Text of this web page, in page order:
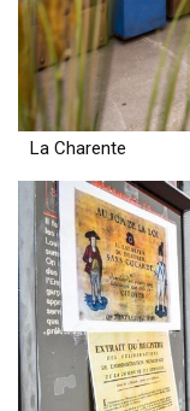
La Charente